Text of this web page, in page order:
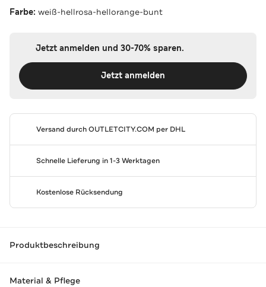
Farbe: weiß-hellrosa-hellorange-bunt
Jetzt anmelden und 30-70% sparen.
Jetzt anmelden
Versand durchOUTLETCITY.COM per DHL
Schnelle Lieferung in 1-3 Werktagen
Kostenlose Rücksendung
Produktbeschreibung
Material & Pflege